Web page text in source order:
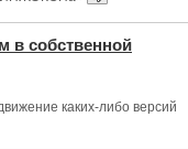
в собственной
каких-либо версий